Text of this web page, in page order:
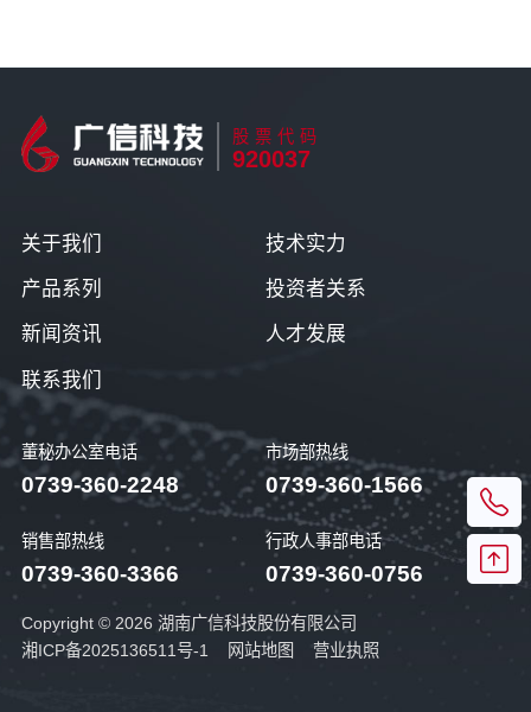
股票代码
920037
董秘办公室电话
0739-360-2248
市场部热线
0739-360-1566
销售部热线
0739-360-3366
行政人事部电话
0739-360-0756
关于我们 技术实力
产品系列 投资者关系
新闻资讯 人才发展
联系我们
Copyright © 2026 湖南广信科技股份有限公司
湘ICP备2025136511号-1
网站地图 营业执照